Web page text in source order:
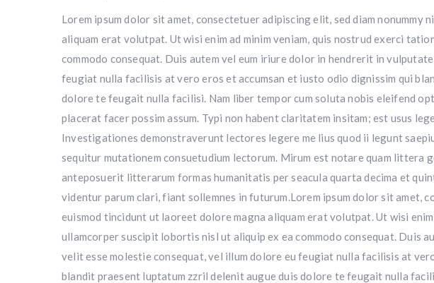
Lorem ipsum dolor sit amet, consectetuer adipiscing elit, sed diam nonummy
aliquam erat volutpat. Ut wisi enim ad minim veniam, quis nostrud exerci
commodo consequat. Duis autem vel eum iriure dolor in hendrerit in
feugiat nulla facilisis at vero eros et accumsan et iusto odio dignissim qui
dolore te feugait nulla facilisi. Nam liber tempor cum soluta nobis eleifend
placerat facer possim assum. Typi non habent claritatem insitam; est usus
Investigationes demonstraverunt lectores legere me lius quod ii legunt
sequitur mutationem consuetudium lectorum. Mirum est notare quam littera
anteposuerit litterarum formas humanitatis per seacula quarta decima et
videntur parum clari, fiant sollemnes in futurum.Lorem ipsum dolor sit amet,
euismod tincidunt ut laoreet dolore magna aliquam erat volutpat. Ut wisi
ullamcorper suscipit lobortis nisl ut aliquip ex ea commodo consequat. Duis
velit esse molestie consequat, vel illum dolore eu feugiat nulla facilisis at
blandit praesent luptatum zzril delenit augue duis dolore te feugait nulla